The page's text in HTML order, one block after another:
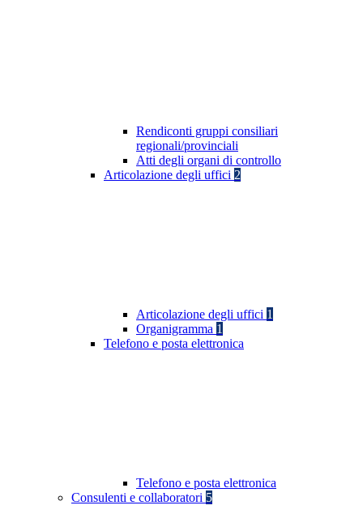
Rendiconti gruppi consiliari
regionali/provinciali
Atti degli organi di controllo
Articolazione degli uffici 2
Articolazione degli uffici 1
Organigramma 1
Telefono e posta elettronica
Telefono e posta elettronica
Consulenti e collaboratori 5